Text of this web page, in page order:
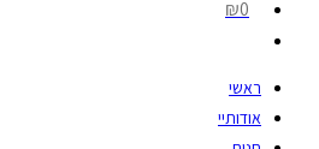
₪0
ראשי
אודותיי